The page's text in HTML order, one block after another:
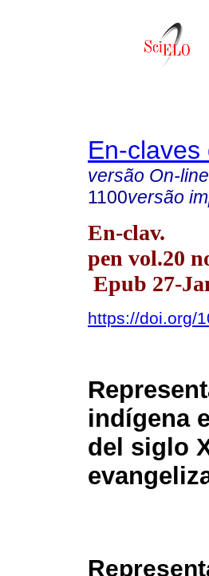
En-
versão On-line
1100versão
En-clav.
pen vol.20
Epub 27-
https://doi.org/
indígena
del siglo